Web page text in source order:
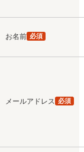
お名前 必須
メールアドレス 必須